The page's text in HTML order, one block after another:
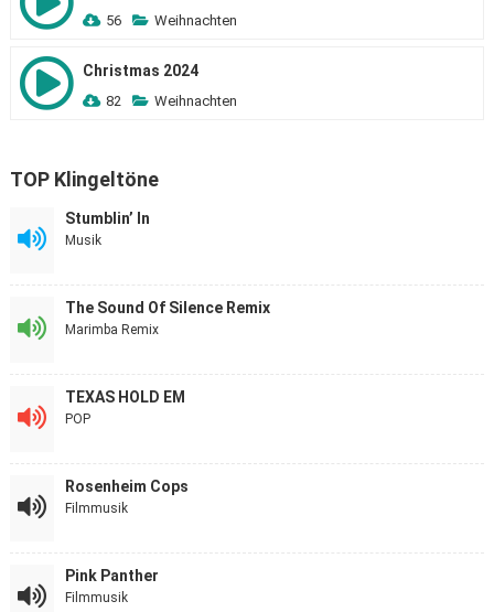
56 Weihnachten
Christmas 2024
82 Weihnachten
TOP Klingeltöne
Stumblin’ In
Musik
The Sound Of Silence Remix
Marimba Remix
TEXAS HOLD EM
POP
Rosenheim Cops
Filmmusik
Pink Panther
Filmmusik